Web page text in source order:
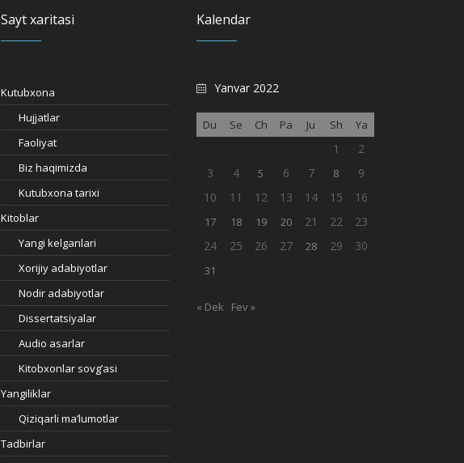
Sayt xaritasi
Kutubxona
Hujjatlar
Faoliyat
Biz haqimizda
Kutubxona tarixi
Kitoblar
Yangi kelganlari
Xorijiy adabiyotlar
Nodir adabiyotlar
Dissertatsiyalar
Audio asarlar
Kitobxonlar sovg’asi
Yangiliklar
Qiziqarli ma’lumotlar
Tadbirlar
Kalendar
Yanvar 2022
Du Se Ch Pa Ju Sh Ya
1
2
3
4 5 6 7 8
9
10
11 12 13 14 15 16
17 18 19 20 21 22
23
24
25 26 27 28 29 30
31
« Dek Fev »